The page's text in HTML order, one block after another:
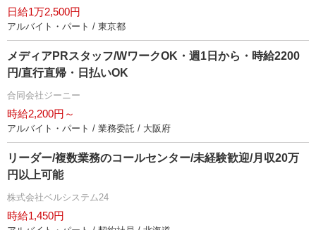
日給1万2,500円
アルバイト・パート / 東京都
メディアPRスタッフ/WワークOK・週1日から・時給2200
円/直行直帰・日払いOK
合同会社ジーニー
時給2,200円～
アルバイト・パート / 業務委託 / 大阪府
リーダー/複数業務のコールセンター/未経験歓迎/月収20万
円以上可能
株式会社ベルシステム24
時給1,450円